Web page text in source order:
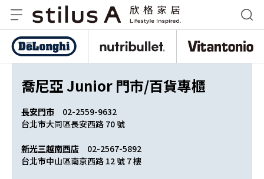
De
喬尼亞 Junior 門市/百貨專櫃
長安門市 02-2559-9632
台北市大同區長安西路 70 號
新光三越南西店 02-2567-5892
台北市中山區南京西路 12 號 7 樓